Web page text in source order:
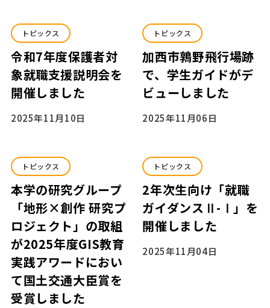
トピックス
令和7年度保護者対
象就職支援説明会を
開催しました
2025年11月10日
トピックス
加西市鶉野飛行場跡
で、学生ガイドがデ
ビューしました
2025年11月06日
トピックス
本学の研究グループ
「地形×創作 研究プ
ロジェクト」の取組
が2025年度GIS教育
実践アワードにおい
て国土交通大臣賞を
受賞しました
トピックス
2年次生向け「就職
ガイダンスⅡ-Ⅰ」を
開催しました
2025年11月04日